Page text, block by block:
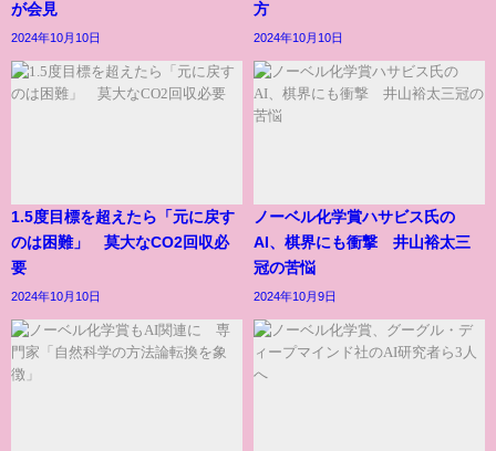
が会見
2024年10月10日
方
2024年10月10日
1.5度目標を超えたら「元に戻す
のは困難」 莫大なCO2回収必
要
2024年10月10日
ノーベル化学賞ハサビス氏の
AI、棋界にも衝撃 井山裕太三
冠の苦悩
2024年10月9日